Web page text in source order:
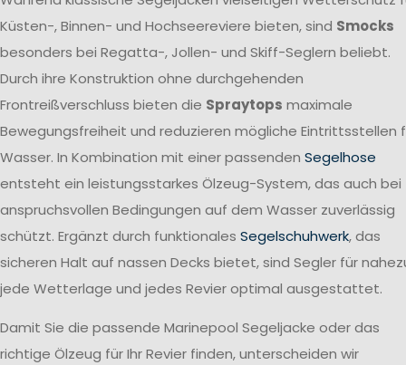
Küsten-, Binnen- und Hochseereviere bieten, sind Smocks
besonders bei Regatta-, Jollen- und Skiff-Seglern beliebt.
Durch ihre Konstruktion ohne durchgehenden
Frontreißverschluss bieten die Spraytops maximale
Bewegungsfreiheit und reduzieren mögliche Eintrittsstellen
Wasser. In Kombination mit einer passenden Segelhose
entsteht ein leistungsstarkes Ölzeug-System, das auch bei
anspruchsvollen Bedingungen auf dem Wasser zuverlässig
schützt. Ergänzt durch funktionales Segelschuhwerk, das
sicheren Halt auf nassen Decks bietet, sind Segler für
jede Wetterlage und jedes Revier optimal ausgestattet.
Damit Sie die passende Marinepool Segeljacke oder das
richtige Ölzeug für Ihr Revier finden, unterscheiden wir